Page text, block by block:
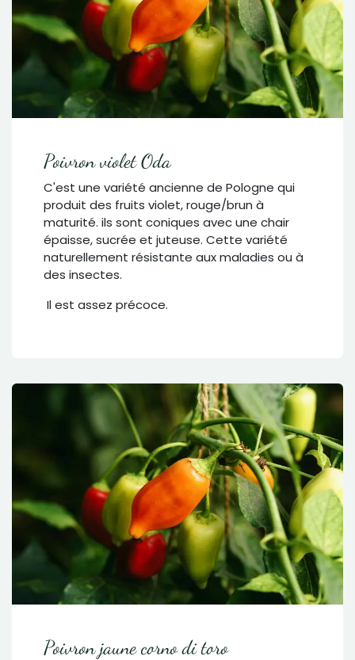
Poivron violet Oda
C'est une variété ancienne de Pologne qui
produit des fruits violet, rouge/brun à
maturité. ils sont coniques avec une chair
épaisse, sucrée et juteuse. Cette variété
naturellement résistante aux maladies ou à
des insectes.
Il est assez précoce.
Poivron jaune corno di toro